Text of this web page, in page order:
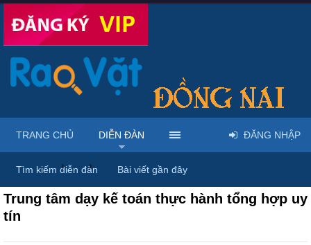
Diễn đàn ... Rao vặt tổng hợp - Uy tín - Miễn phí
Trung tâm dạy kế toán thực hành tổng hợp uy
tín
TRANG CHỦ DIỄN ĐÀN
Tìm kiếm diễn đàn Bài viết gần đây
ĐĂNG NHẬP